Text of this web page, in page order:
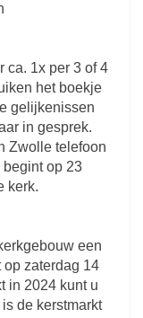
ca. 1x per 3 of 4
het boekje
gelijkenissen
in gesprek.
Zwolle telefoon
op 23
kerk.
een
op zaterdag 14
in 2024 kunt u
de kerstmarkt